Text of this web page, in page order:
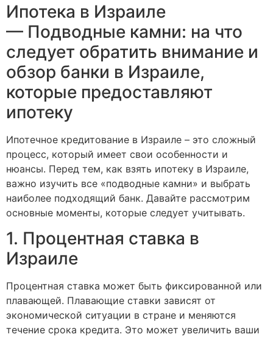
Ипотека в Израиле
— Подводные камни: на что
следует обратить внимание и
обзор банки в Израиле,
которые предоставляют
ипотеку
Ипотечное кредитование в Израиле – это сложный
процесс, который имеет свои особенности и
нюансы. Перед тем, как взять ипотеку в Израиле,
важно изучить все «подводные камни» и выбрать
наиболее подходящий банк. Давайте рассмотрим
основные моменты, которые следует учитывать.
1. Процентная ставка в
Израиле
Процентная ставка может быть фиксированной или
плавающей. Плавающие ставки зависят от
экономической ситуации в стране и меняются
течение срока кредита. Это может увеличить ваши